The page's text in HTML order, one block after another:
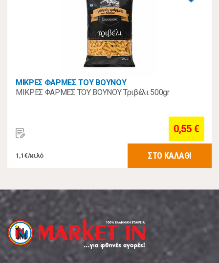
ΜΙΚΡΕΣ ΦΑΡΜΕΣ ΤΟΥ ΒΟΥΝΟΥ
ΜΙΚΡΕΣ ΦΑΡΜΕΣ ΤΟΥ ΒΟΥΝΟΥ Τριβέλι 500gr
0,55 €
1,1€/κιλό ΣΤΟ ΚΑΛΑΘΙ